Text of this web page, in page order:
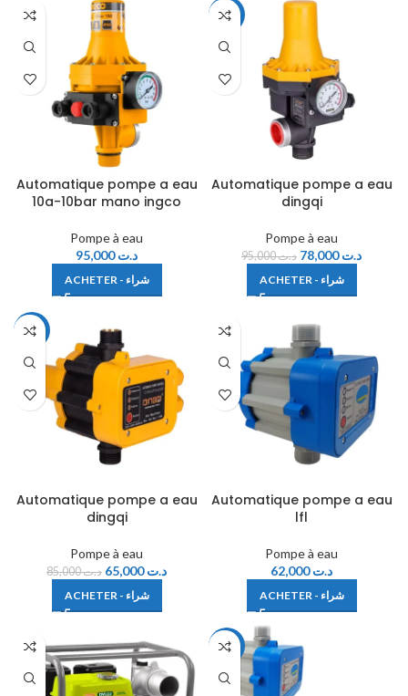
Automatique pompe a eau
10a-10bar mano ingco
Pompe à eau
د.ت95,000
ACHETER - شراء
-18%
Automatique pompe a eau
dingqi
Pompe à eau
د.ت95,000 د.ت78,000
ACHETER - شراء
-24%
Automatique pompe a eau
dingqi
Pompe à eau
د.ت85,000 د.ت65,000
ACHETER - شراء
Automatique pompe a eau
lfl
Pompe à eau
د.ت62,000
ACHETER - شراء
-12%